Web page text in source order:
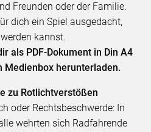
Freunden oder der Familie.
dich ein Spiel ausgedacht,
kannst.
als PDF-Dokument in Din A4
Medienbox herunterladen.
zu Rotlichtverstößen
oder Rechtsbeschwerde: In
wehrten sich Radfahrende